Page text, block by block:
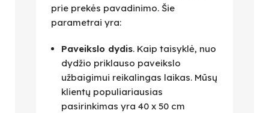
prie prekės pavadinimo. Šie
parametrai yra:
Paveikslo dydis. Kaip taisyklė, nuo
dydžio priklauso paveikslo
užbaigimui reikalingas laikas. Mūsų
klientų populiariausias
pasirinkimas yra 40 x 50 cm